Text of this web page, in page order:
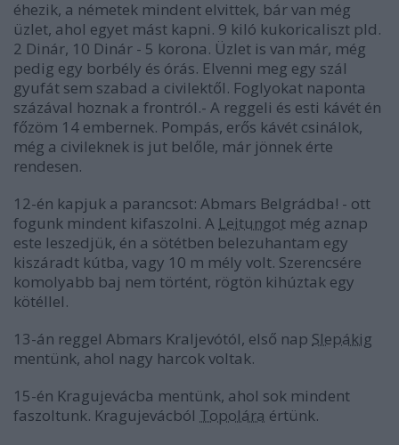
éhezik, a németek mindent elvittek, bár van még
üzlet, ahol egyet mást kapni. 9 kiló kukoricaliszt pld.
2 Dinár, 10 Dinár - 5 korona. Üzlet is van már, még
pedig egy borbély és órás. Elvenni meg egy szál
gyufát sem szabad a civilektől. Foglyokat naponta
százával hoznak a frontról.- A reggeli és esti kávét én
főzöm 14 embernek. Pompás, erős kávét csinálok,
még a civileknek is jut belőle, már jönnek érte
rendesen.
12-én kapjuk a parancsot: Abmars Belgrádba! - ott
fogunk mindent kifaszolni. A Leitungot még aznap
este leszedjük, én a sötétben belezuhantam egy
kiszáradt kútba, vagy 10 m mély volt. Szerencsére
komolyabb baj nem történt, rögtön kihúztak egy
kötéllel.
13-án reggel Abmars Kraljevótól, első nap Slepákig
mentünk, ahol nagy harcok voltak.
15-én Kragujevácba mentünk, ahol sok mindent
faszoltunk. Kragujevácból Topolára értünk.